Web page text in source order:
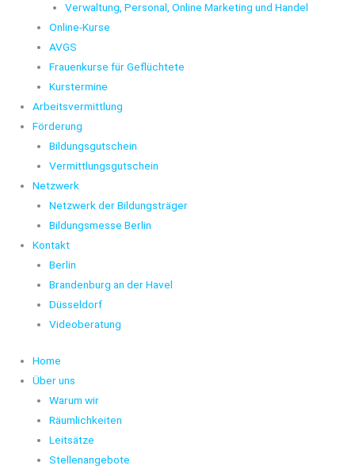
Verwaltung, Personal, Online Marketing und Handel
Online-Kurse
AVGS
Frauenkurse für Geflüchtete
Kurstermine
Arbeitsvermittlung
Förderung
Bildungsgutschein
Vermittlungsgutschein
Netzwerk
Netzwerk der Bildungsträger
Bildungsmesse Berlin
Kontakt
Berlin
Brandenburg an der Havel
Düsseldorf
Videoberatung
Home
Über uns
Warum wir
Räumlichkeiten
Leitsätze
Stellenangebote